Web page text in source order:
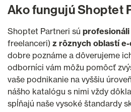
Ako fungujú Shoptet
Shoptet Partneri sú profesionáli
freelanceri) z rôznych oblastí
dobre poznáme a dôverujeme
odborníci vám môžu pomôcť
vaše podnikanie na vyššiu
nášho katalógu s nimi vždy
spĺňajú naše vysoké štandardy